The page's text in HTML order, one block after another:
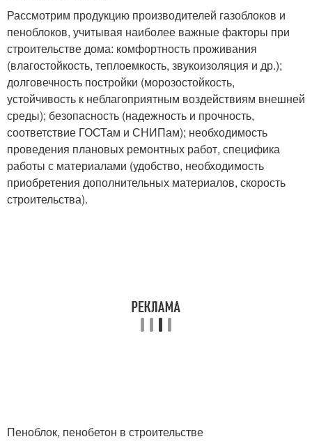
Рассмотрим продукцию производителей газоблоков и
пеноблоков, учитывая наиболее важные факторы при
строительстве дома: комфортность проживания
(влагостойкость, теплоемкость, звукоизоляция и др.);
долговечность постройки (морозостойкость,
устойчивость к неблагоприятным воздействиям внешней
среды); безопасность (надежность и прочность,
соответствие ГОСТам и СНИПам); необходимость
проведения плановых ремонтных работ, специфика
работы с материалами (удобство, необходимость
приобретения дополнительных материалов, скорость
строительства).
Пеноблок, пенобетон в строительстве